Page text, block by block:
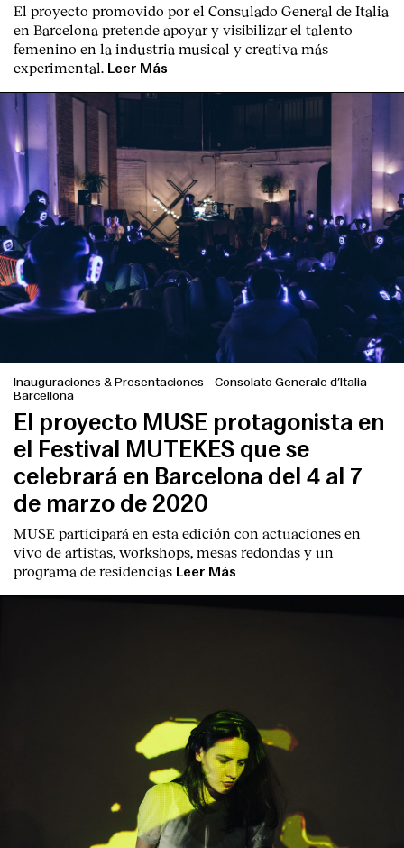
English Español Italiano Català
El proyecto promovido por el Consulado General de Italia
en Barcelona pretende apoyar y visibilizar el talento
femenino en la industria musical y creativa más
experimental.
Leer Más
Inauguraciones & Presentaciones - Consolato Generale d’Italia
Barcellona
El proyecto MUSE protagonista en
el Festival MUTEKES que se
celebrará en Barcelona del 4 al 7
de marzo de 2020
MUSE participará en esta edición con actuaciones en
vivo de artistas, workshops, mesas redondas y un
programa de residencias Leer Más